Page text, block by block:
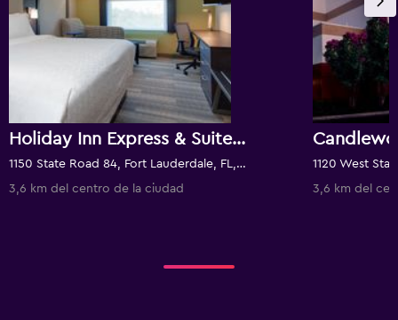
Holiday Inn Express & Suites Ft. Lauderdale Airport/Cruise By IHG
1150 State Road 84, Fort Lauderdale, FL, Estados Unidos
3,6 km del centro de la ciudad
3,6 km del